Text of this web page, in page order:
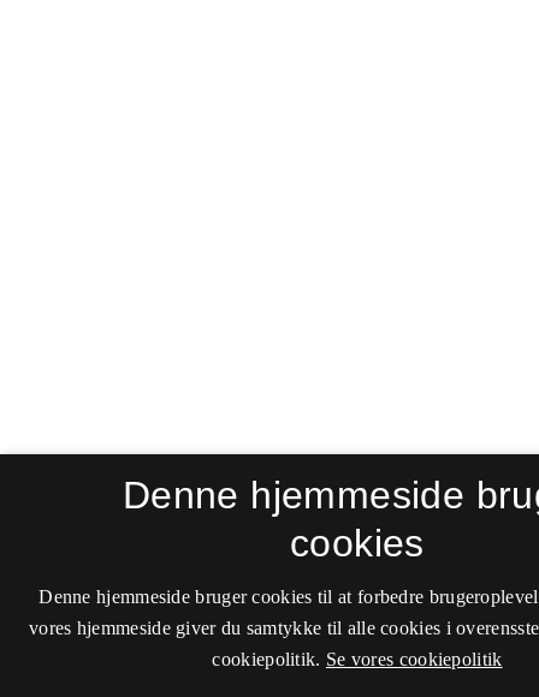
Denne hjemmeside
cookies
Denne hjemmeside bruger cookies til at forbedre
vores hjemmeside giver du samtykke til alle cookies i
cookiepolitik. Se vores cookiepolitik